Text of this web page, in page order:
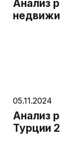
Анализ
05.11.2024
Анализ
Турции